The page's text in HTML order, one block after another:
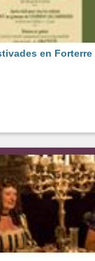
en Forterre